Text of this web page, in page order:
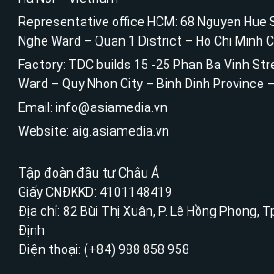
Representative office HCM: 68 Nguyen Hue
Nghe Ward – Quan 1 District – Ho Chi Minh
Factory: TDC builds 15 -25 Phan Ba Vinh
Ward – Quy Nhon City – Binh Dinh Province
Email: info@asiamedia.vn
Website: aig.asiamedia.vn
Tập đoàn đầu tư Châu Á
Giấy CNĐKKD: 4101148419
Địa chỉ: 82 Bùi Thị Xuân, P. Lê Hồng Phong,
Định
Điện thoại: (+84) 988 858 958